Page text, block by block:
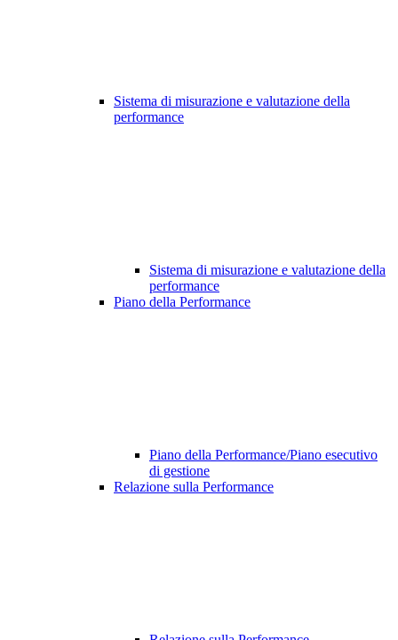
Sistema di misurazione e valutazione della
performance
Sistema di misurazione e valutazione della
performance
Piano della Performance
Piano della Performance/Piano esecutivo
di gestione
Relazione sulla Performance